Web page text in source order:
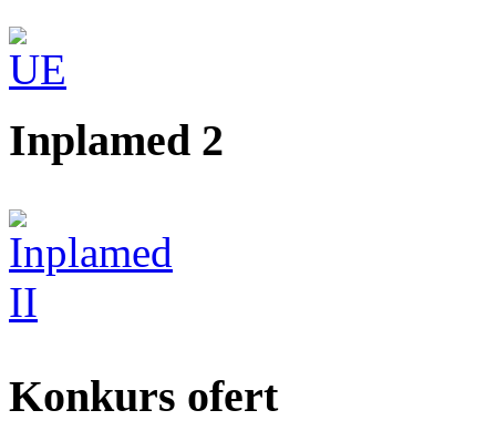
Inplamed 2
Konkurs ofert